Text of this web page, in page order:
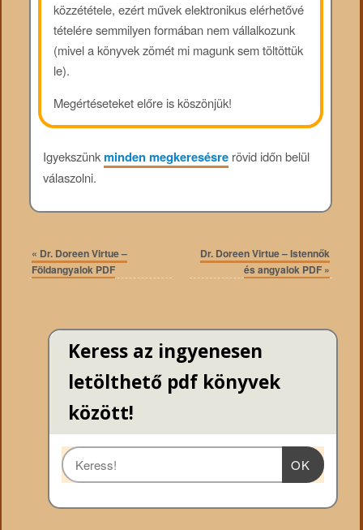
közzététele, ezért művek elektronikus elérhetővé
tételére semmilyen formában nem vállalkozunk
(mivel a könyvek zömét mi magunk sem töltöttük
le).
Megértéseteket előre is köszönjük!
Igyekszünkminden megkeresésrerövid időn belül
válaszolni.
« Dr. Doreen Virtue –
Földangyalok PDF
Dr. Doreen Virtue – Istennők
és angyalok PDF »
Keress az ingyenesen
letölthető pdf könyvek
között!
OK